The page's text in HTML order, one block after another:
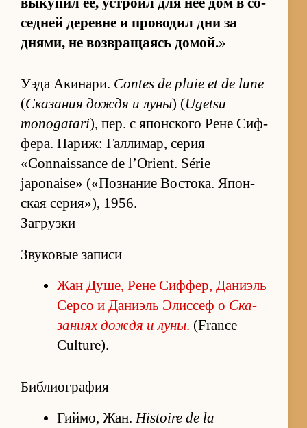
сед­ней де­ревне и про­во­дил дни за
дня­ми, не воз­вра­ща­ясь до­мой.»
Уэда Аки­на­ри. Contes de pluie et de lune
(Ска­за­ния до­ждя и луны) (Ugetsu
monogatari), пер. с япон­ского Рене Сиф­
фе­ра. Па­риж: Гал­ли­мар, се­рия
«Connaissance de l’Orient. Série
japonaise» («­По­зна­ние Вос­то­ка. Япон­
ская се­ри­я»), 1956.
Загрузки
Звуковые записи
Жан Ду­ше, Рене Сиф­фер, Да­ни­эль
Серсо и Да­ни­эль Элис­сеф о Ска­
за­ниях до­ждя и луны. (France
Culture).
Библиография
Гиймо, Жан.Histoire de la